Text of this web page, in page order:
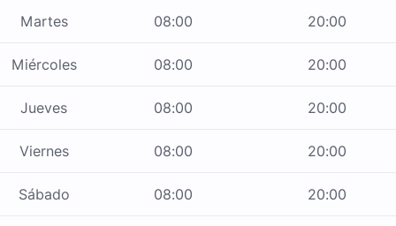
Martes 08:00 20:00
Miércoles 08:00 20:00
Jueves 08:00 20:00
Viernes 08:00 20:00
Sábado 08:00 20:00